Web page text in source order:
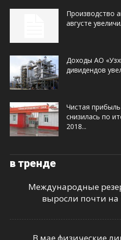
Производство
августе
Доходы АО
дивидендов
Чистая
снизилась по
2018...
в тренде
Международные
выросли почти на